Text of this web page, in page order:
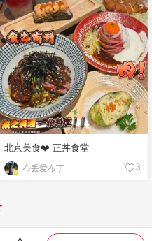
北京美食❤️ 正丼食堂
布丢爱布丁 3